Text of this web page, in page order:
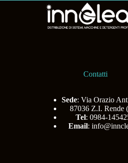
Contatti
Sede: Via Orazio
87036 Z.I. Rende
Tel: 0984-
Email: